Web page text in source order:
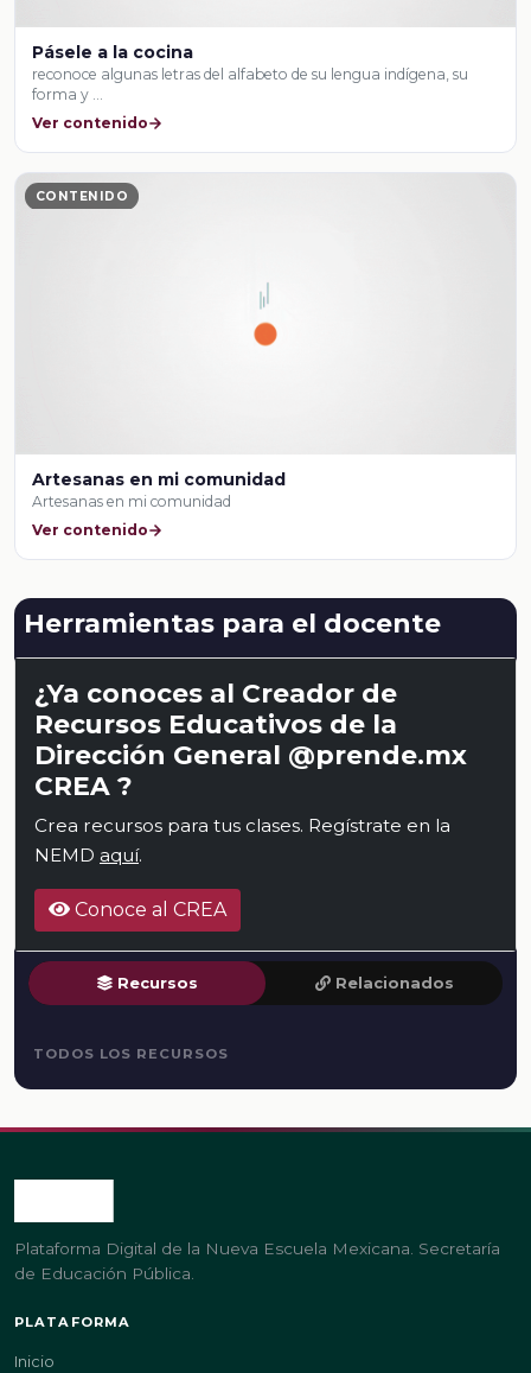
Pásele a la cocina
reconoce algunas letras del alfabeto de su lengua indígena, su
forma y …
Ver contenido
CONTENIDO
Artesanas en mi comunidad
Artesanas en mi comunidad
Ver contenido
Herramientas para el docente
¿Ya conoces al Creador de
Recursos Educativos de la
Dirección General @prende.mx
CREA ?
Crea recursos para tus clases. Regístrate en la
NEMD aquí.
Conoce al CREA
Recursos Relacionados
TODOS LOS RECURSOS
Plataforma Digital de la Nueva Escuela Mexicana. Secretaría
de Educación Pública.
PLATAFORMA
Inicio